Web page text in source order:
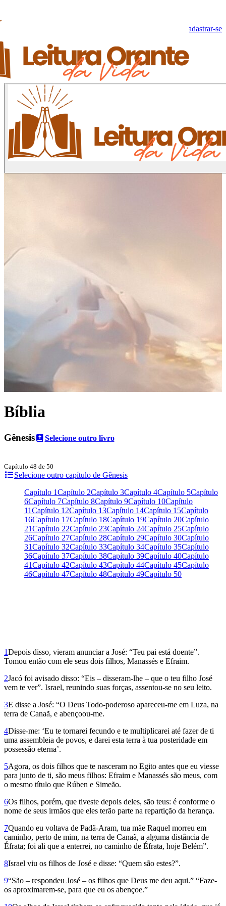
Cadastrar-se
Bíblia
Gênesis Selecione outro livro
Capítulo 48 de 50
Selecione outro capítulo de Gênesis
Capítulo 1Capítulo 2Capítulo 3Capítulo 4Capítulo 5Capítulo
6Capítulo 7Capítulo 8Capítulo 9Capítulo 10Capítulo
11Capítulo 12Capítulo 13Capítulo 14Capítulo 15Capítulo
16Capítulo 17Capítulo 18Capítulo 19Capítulo 20Capítulo
21Capítulo 22Capítulo 23Capítulo 24Capítulo 25Capítulo
26Capítulo 27Capítulo 28Capítulo 29Capítulo 30Capítulo
31Capítulo 32Capítulo 33Capítulo 34Capítulo 35Capítulo
36Capítulo 37Capítulo 38Capítulo 39Capítulo 40Capítulo
41Capítulo 42Capítulo 43Capítulo 44Capítulo 45Capítulo
46Capítulo 47Capítulo 48Capítulo 49Capítulo 50
1Depois disso, vieram anunciar a José: “Teu pai está doente”.
Tomou então com ele seus dois filhos, Manassés e Efraim.
2Jacó foi avisado disso: “Eis – disseram-lhe – que o teu filho José
vem te ver”. Israel, reunindo suas forças, assentou-se no seu leito.
3E disse a José: “O Deus Todo-poderoso apareceu-me em Luza, na
terra de Canaã, e abençoou-me.
4Disse-me: ‘Eu te tornarei fecundo e te multiplicarei até fazer de ti
uma assembleia de povos, e darei esta terra à tua posteridade em
possessão eterna’.
5Agora, os dois filhos que te nasceram no Egito antes que eu viesse
para junto de ti, são meus filhos: Efraim e Manassés são meus, com
o mesmo título que Rúben e Simeão.
6Os filhos, porém, que tiveste depois deles, são teus: é conforme o
nome de seus irmãos que eles terão parte na repartição da heran­ça.
7Quando eu voltava de Padã-Aram, tua mãe Raquel morreu em
caminho, perto de mim, na terra de Canaã, a alguma distância de
Éfrata; foi ali que a enterrei, no caminho de Éfrata, hoje Belém”.
8Israel viu os filhos de José e disse: “Quem são estes?”.
9“São – respondeu José – os filhos que Deus me deu aqui.” “Faze-
os aproximarem-se, para que eu os abençoe.”